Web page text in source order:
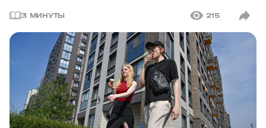
3 МИНУТЫ 215